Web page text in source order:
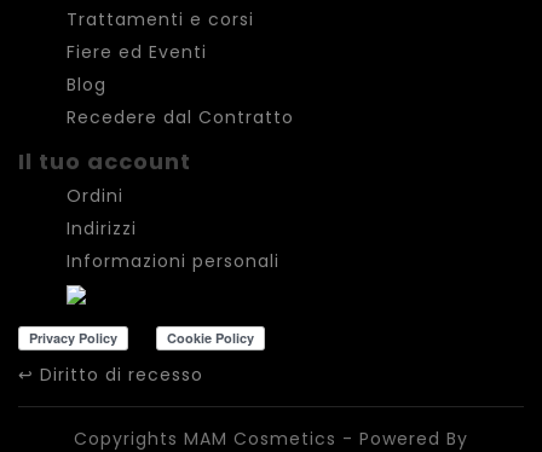
Trattamenti e corsi
Fiere ed Eventi
Blog
Recedere dal Contratto
Il tuo account
Ordini
Indirizzi
Informazioni personali
↩ Diritto di recesso
Copyrights MAM Cosmetics - Powered By